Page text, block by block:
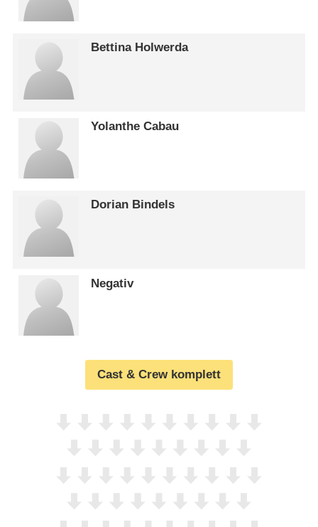
Bettina Holwerda
Yolanthe Cabau
Dorian Bindels
Negativ
Cast & Crew komplett